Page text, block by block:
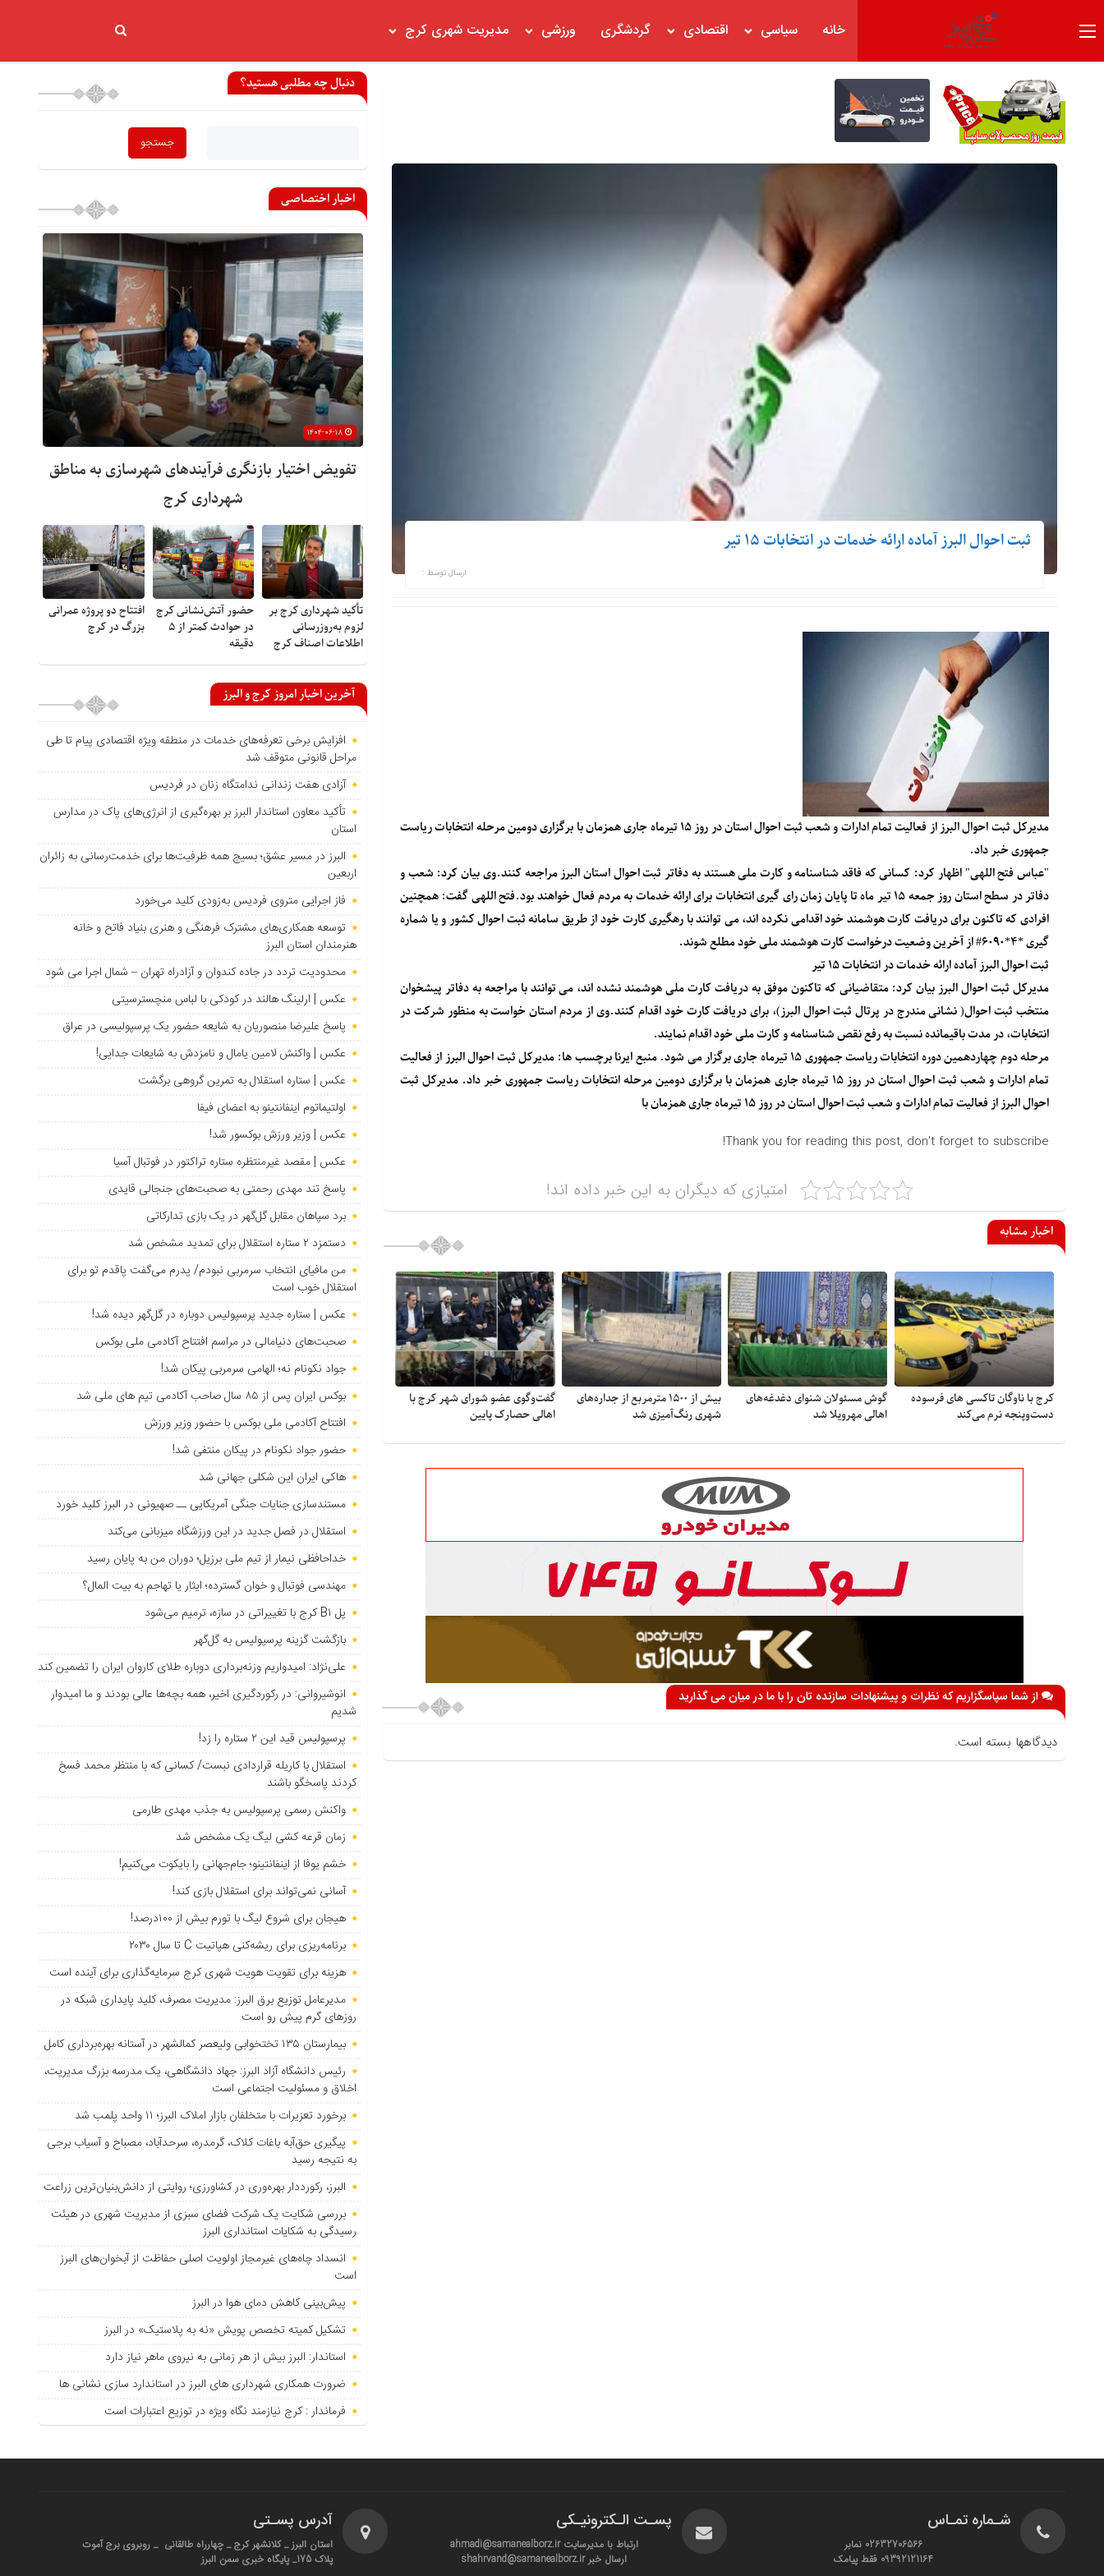
خانه سیاسی اقتصادی گردشگری ورزشی مدیریت شهری کرج
ثبت احوال البرز آماده ارائه خدمات در انتخابات ۱۵ تیر
ارسال توسط :
مدیرکل ثبت احوال البرز از فعالیت تمام ادارات و شعب ثبت احوال استان در روز ۱۵ تیرماه جاری همزمان با برگزاری دومین مرحله انتخابات ریاست
جمهوری خبر داد.
"عباس فتح اللهی" اظهار کرد: کسانی که فاقد شناسنامه و کارت ملی هستند به دفاتر ثبت احوال استان البرز مراجعه کنند.وی بیان کرد: شعب و
دفاتر در سطح استان روز جمعه ۱۵ تیر ماه تا پایان زمان رای گیری انتخابات برای ارائه خدمات به مردم فعال خواهند بود.فتح اللهی گفت: همچنین
افرادی که تاکنون برای دریافت کارت هوشمند خود اقدامی نکرده اند، می توانند با رهگیری کارت خود از طریق سامانه ثبت احوال کشور و یا شماره
گیری *۴*۶۰۹۰# از آخرین وضعیت درخواست کارت هوشمند ملی خود مطلع شوند.
ثبت احوال البرز آماده ارائه خدمات در انتخابات ۱۵ تیر
مدیرکل ثبت احوال البرز بیان کرد: متقاضیانی که تاکنون موفق به دریافت کارت ملی هوشمند نشده اند، می توانند با مراجعه به دفاتر پیشخوان
منتخب ثبت احوال( نشانی مندرج در پرتال ثبت احوال البرز)، برای دریافت کارت خود اقدام کنند.وی از مردم استان خواست به منظور شرکت در
انتخابات، در مدت باقیمانده نسبت به رفع نقص شناسنامه و کارت ملی خود اقدام نمایند.
مرحله دوم چهاردهمین دوره انتخابات ریاست جمهوری ۱۵ تیرماه جاری برگزار می شود. منبع
ایرنابرچسب ها: مدیرکل ثبت احوال البرز از فعالیت
تمام ادارات و شعب ثبت احوال استان در روز ۱۵ تیرماه جاری همزمان با برگزاری دومین مرحله انتخابات ریاست جمهوری خبر داد. مدیرکل ثبت
احوال البرز از فعالیت تمام ادارات و شعب ثبت احوال استان در روز ۱۵ تیرماه جاری همزمان با
Thank you for reading this post, don't forget to subscribe!
امتیازی که دیگران به این خبر داده اند!
اخبار مشابه
کرج با ناوگان تاکسی های فرسوده
دست‌وپنجه نرم می‌کند
گوش مسئولان شنوای دغدغه‎‌های
اهالی مهرویلا شد
بیش از ۱۵۰۰ مترمربع از جداره‌های
شهری رنگ‌آمیزی شد
گفت‌وگوی عضو شورای شهر کرج با
اهالی حصارک پایین
از شما سپاسگزاریم که نظرات و پیشنهادات سازنده تان را با ما در میان می گذارید
دیدگاهها بسته است.
دنبال چه مطلبی هستید؟
اخبار اختصاصی
تفویض اختیار بازنگری فرآیندهای شهرسازی به مناطق
شهرداری کرج
تأکید شهرداری کرج بر
لزوم به‌روزرسانی
اطلاعات اصناف کرج
حضور آتش‌نشانی کرج
در حوادث کمتر از ۵
دقیقه
افتتاح دو پروژه عمرانی
بزرگ در کرج
آخرین اخبار امروز کرج و البرز
افزایش برخی تعرفه‌های خدمات در منطقه ویژه اقتصادی پیام تا طی
مراحل قانونی متوقف شد
آزادی هفت زندانی ندامتگاه زنان در فردیس
تأکید معاون استاندار البرز بر بهره‌گیری از انرژی‌های پاک در مدارس
استان
البرز در مسیر عشق؛ بسیج همه ظرفیت‌ها برای خدمت‌رسانی به زائران
اربعین
فاز اجرایی متروی فردیس به‌زودی کلید می‌خورد
توسعه همکاری‌های مشترک فرهنگی و هنری بنیاد فاتح و خانه
هنرمندان استان البرز
محدودیت تردد در جاده کندوان و آزادراه تهران – شمال اجرا می شود
عکس | ارلینگ هالند در کودکی با لباس منچسترسیتی
پاسخ علیرضا منصوریان به شایعه حضور یک پرسپولیسی در عراق
عکس | واکنش لامین یامال و نامزدش به شایعات جدایی!
عکس | ستاره استقلال به تمرین گروهی برگشت
اولتیماتوم اینفانتینو به اعضای فیفا
عکس | وزیر ورزش بوکسور شد!
عکس | مقصد غیرمنتظره ستاره تراکتور در فوتبال آسیا
پاسخ تند مهدی رحمتی به صحبت‌های جنجالی قایدی
برد سپاهان مقابل گل‌گهر در یک بازی تدارکاتی
دستمزد ۲ ستاره استقلال برای تمدید مشخص شد
من مافیای انتخاب سرمربی نبودم/ پدرم می‌گفت پاقدم تو برای
استقلال خوب است
عکس | ستاره جدید پرسپولیس دوباره در گل‌گهر دیده شد!
صحبت‌های دنیامالی در مراسم افتتاح آکادمی ملی بوکس
جواد نکونام نه؛ الهامی سرمربی پیکان شد!
بوکس ایران پس از ۸۵ سال صاحب آکادمی تیم های ملی شد
افتتاح آکادمی ملی بوکس با حضور وزیر ورزش
حضور جواد نکونام در پیکان منتفی شد!
هاکی ایران این شکلی جهانی شد
مستندسازی جنایات جنگی آمریکایی ــ صهیونی در البرز کلید خورد
استقلال در فصل جدید در این ورزشگاه میزبانی می‌کند
خداحافظی نیمار از تیم ملی برزیل؛ دوران من به پایان رسید
مهندسی فوتبال و خوان گسترده؛ ایثار یا تهاجم به بیت المال؟
پل B۱ کرج با تغییراتی در سازه، ترمیم می‌شود
بازگشت گزینه پرسپولیس به ‌گل‌گهر
علی‌نژاد: امیدواریم وزنه‌برداری دوباره طلای کاروان ایران را تضمین کند
انوشیروانی: در رکوردگیری اخیر، همه بچه‌ها عالی بودند و ما امیدوار
شدیم
پرسپولیس قید این ۲ ستاره را زد!
استقلال با کاریله قراردادی نبست/ کسانی که با منتظر محمد فسخ
کردند پاسخگو باشند
واکنش رسمی پرسپولیس به جذب مهدی طارمی
زمان قرعه کشی لیگ یک مشخص شد
خشم یوفا از اینفانتینو؛ جام‌جهانی را بایکوت می‌کنیم!
آسانی نمی‌تواند برای استقلال بازی کند!
هیجان برای شروع لیگ با تورم بیش از ۱۰۰درصد!
برنامه‌ریزی برای ریشه‌کنی هپاتیت C تا سال ۲۰۳۰
هزینه برای تقویت هویت شهری کرج سرمایه‌گذاری برای آینده است
مدیرعامل توزیع برق البرز: مدیریت مصرف، کلید پایداری شبکه در
روزهای گرم پیش رو است
بیمارستان ۱۳۵ تختخوابی ولیعصر کمالشهر در آستانه بهره‌برداری کامل
رئیس دانشگاه آزاد البرز: جهاد دانشگاهی، یک مدرسه بزرگ مدیریت،
اخلاق و مسئولیت اجتماعی است
برخورد تعزیرات با متخلفان بازار املاک البرز؛ ۱۱ واحد پلمب شد
پیگیری حق‌آبه باغات کلاک، گرمدره، سرحدآباد، مصباح و آسیاب برجی
به نتیجه رسید
البرز، رکورددار بهره‌وری در کشاورزی؛ روایتی از دانش‌بنیان‌ترین زراعت
بررسی شکایت یک شرکت فضای سبزی از مدیریت شهری در هیئت
رسیدگی به شکایات استانداری البرز
انسداد چاه‌های غیرمجاز اولویت اصلی حفاظت از آبخوان‌های البرز
است
پیش‌بینی کاهش دمای هوا در البرز
تشکیل کمیته تخصص پویش «نه به پلاستیک» در البرز
استاندار: البرز بیش از هر زمانی به نیروی ماهر نیاز دارد
ضرورت همکاری شهرداری های البرز در استاندارد سازی نشانی ها
فرماندار : کرج نیازمند نگاه ویژه در توزیع اعتبارات است
شـماره تمـاس
02632706566 نمابر
09392121164 فقط پیامک
پسـت الـکترونیـکی
ارتباط با مدیرسایت ahmadi@samanealborz.ir
ارسال خبر shahrvand@samanealborz.ir
آدرس پسـتی
استان البرز _ کلانشهر کرج _ چهارراه طالقانی _ روبروی برج آموت
پلاک 175_ پایگاه خبری سمن البرز